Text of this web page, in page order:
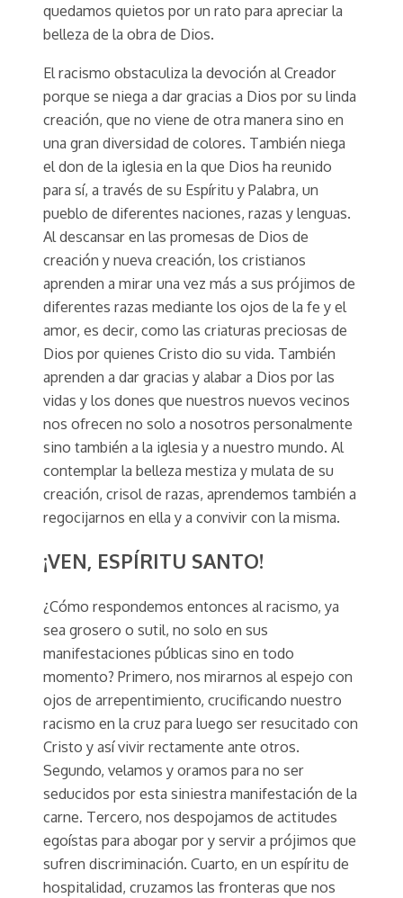
quedamos quietos por un rato para apreciar la
belleza de la obra de Dios.
El racismo obstaculiza la devoción al Creador
porque se niega a dar gracias a Dios por su linda
creación, que no viene de otra manera sino en
una gran diversidad de colores. También niega
el don de la iglesia en la que Dios ha reunido
para sí, a través de su Espíritu y Palabra, un
pueblo de diferentes naciones, razas y lenguas.
Al descansar en las promesas de Dios de
creación y nueva creación, los cristianos
aprenden a mirar una vez más a sus prójimos de
diferentes razas mediante los ojos de la fe y el
amor, es decir, como las criaturas preciosas de
Dios por quienes Cristo dio su vida. También
aprenden a dar gracias y alabar a Dios por las
vidas y los dones que nuestros nuevos vecinos
nos ofrecen no solo a nosotros personalmente
sino también a la iglesia y a nuestro mundo. Al
contemplar la belleza mestiza y mulata de su
creación, crisol de razas, aprendemos también a
regocijarnos en ella y a convivir con la misma.
¡VEN, ESPÍRITU SANTO!
¿Cómo respondemos entonces al racismo, ya
sea grosero o sutil, no solo en sus
manifestaciones públicas sino en todo
momento? Primero, nos mirarnos al espejo con
ojos de arrepentimiento, crucificando nuestro
racismo en la cruz para luego ser resucitado con
Cristo y así vivir rectamente ante otros.
Segundo, velamos y oramos para no ser
seducidos por esta siniestra manifestación de la
carne. Tercero, nos despojamos de actitudes
egoístas para abogar por y servir a prójimos que
sufren discriminación. Cuarto, en un espíritu de
hospitalidad, cruzamos las fronteras que nos